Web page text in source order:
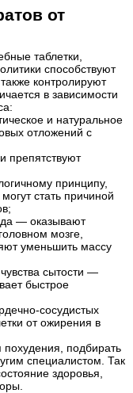
от
таблетки,
способствуют
контролируют
в зависимости
и натуральное
отложений с
препятствуют
принципу,
стать причиной
— оказывают
мозге,
уменьшить массу
сытости —
быстрое
сосудистых
от ожирения в
похудения, подбирать
специалистом. Так
здоровья,